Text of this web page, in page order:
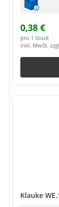
0,38 €
pro 1 Stück
inkl. MwSt.
Klauke